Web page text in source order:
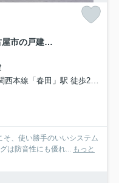
KEIAI GRACE中川区助光1期｜名古屋市の戸建ならホームアップ
西本線「春田」駅 徒歩22分
そ、使い勝手のいいシステム
は防音性にも優れ... もっと